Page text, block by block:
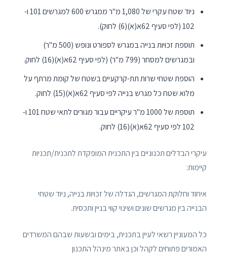
ניוד שטח עקרי של 1,080 מ"ר ממגרש 600 למגרשים 101 ו-
102 (לפי סעיף 62א(א)(6) לחוק).
תוספת זכויות בנייה במגרש לספורט ונופש (500 מ"ר)
ובמגרשים למסחר (799 מ"ר) (לפי סעיף 62א(א)(16) לחוק.
הוספת שטחי שרות תת-קרקעיים בשטח של קומת מרתף על
מלוא שטח כל מגרש בנייה לפי סעיף 62א(א)(15) לחוק.
תוספת של 1000 מ"ר עיקריים עבור מגורים לתאי שטח 101 ו-
102 לפי סעיף 62א(א)(16) לחוק.
עיקרי הבדלים תכנוניים בין התכנית המופקדת לתכנית/תכניות
קיימות:
איחוד וחלוקת המגרשים, הגדלה של זכויות בנייה, ניוד שטחי
הבנייה בין מגרשים שונים ושינוי קווי בניין ותכסית.
כל המעוניין רשאי לעיין בתכנית, בימים ובשעות שבהם המשרדים
האמורים פתוחים לקהל וכן באתר מינהל התכנון